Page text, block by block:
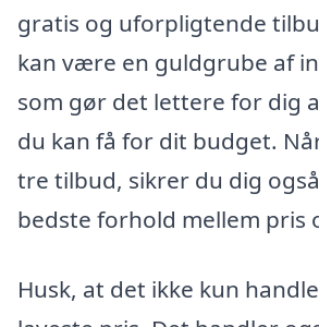
gratis og uforpligtende
kan være en guldgrube af
som gør det lettere for dig
du kan få for dit budget.
tre tilbud, sikrer du dig
bedste forhold mellem pris
Husk, at det ikke kun